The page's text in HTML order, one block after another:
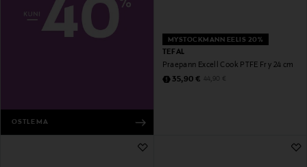
OSTLEMA
MYSTOCKMANN EELIS 20%
TEFAL
Praepann Excell Cook PTFE Fry 24 cm
Discounted Price
35,90 € Original Price
44,90 €